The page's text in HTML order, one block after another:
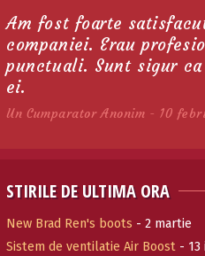
Am fost foarte
companiei. Erau
punctuali. Sunt sigur
ei.
Un Cumparator Anonim - 10
STIRILE DE ULTIMA ORA
New Brad Ren's boots - 2 martie
Sistem de ventilatie Air Boost - 13